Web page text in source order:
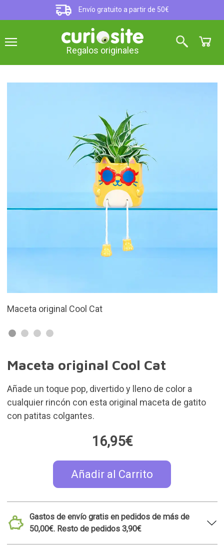
Envío gratuito a partir de 50€
Regalos originales
Fabricada en cerámica
Maceta original Cool Cat
Añade un toque pop, divertido y lleno de color a
cualquier rincón con esta original maceta de gatito
con patitas colgantes.
16,95€
Añadir al Carrito
Gastos de envío gratis en pedidos de más de
50,00€. Resto de pedidos 3,90€